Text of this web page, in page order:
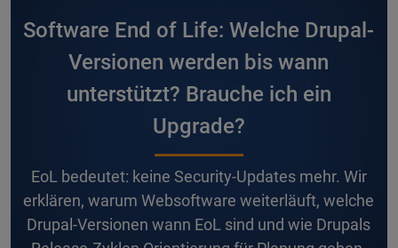
Software End of Life: Welche Drupal-
Versionen werden bis wann
unterstützt? Brauche ich ein
Upgrade?
EoL bedeutet: keine Security-Updates mehr. Wir
erklären, warum Websoftware weiterläuft, welche
Drupal-Versionen wann EoL sind und wie Drupals